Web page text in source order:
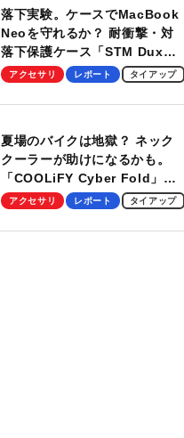
落下実験。ケースでMacBook
Neoを守れるか？ 耐衝撃・対
落下保護ケース「STM Dux
Ultra」を検証。学生、ビジネ
適！
アクセサリ レポート タイアップ
夏場のバイクは地獄？ ネック
クーラーが助けになるかも。
「COOLiFY Cyber Fold」レ
ビュー。冷却の速さ、密着する
性がグッド！
アクセサリ レポート タイアップ